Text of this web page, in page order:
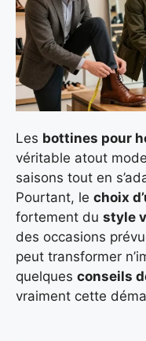
Les bottines pour
véritable atout
saisons tout en
Pourtant, le choix
fortement du style
des occasions
peut transformer
quelques conseils
vraiment cette